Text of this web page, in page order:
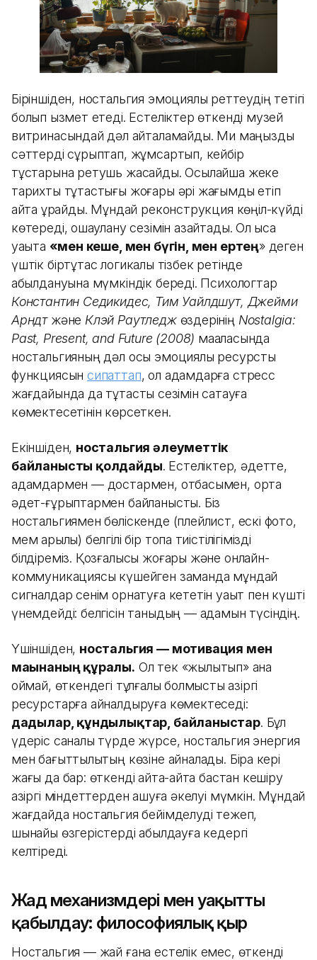
Біріншіден, ностальгия эмоциялық реттеудің тетігі
болып қызмет етеді. Естеліктер өткенді музей
витринасындай дәл қайталамайды. Ми маңызды
сәттерді сұрыптап, жұмсартып, кейбір
тұстарына ретушь жасайды. Осылайша жеке
тарихты тұтастығы жоғары әрі жағымды етіп
қайта құрайды. Мұндай реконструкция көңіл-күйді
көтереді, оқшаулану сезімін азайтады. Ол қысқа
уақытқа «мен кеше, мен бүгін, мен ертең» деген
үштік біртұтас логикалық тізбек ретінде
қабылдануына мүмкіндік береді. Психологтар
Константин Седикидес, Тим Уайлдшут, Джейми
Арндт және Клэй Раутледжөздерінің Nostalgia:
Past, Present, and Future (2008) мақаласында
ностальгияның дәл осы эмоциялық ресурстық
функциясынсипаттап, ол адамдарға стресс
жағдайында да тұтастық сезімін сақтауға
көмектесетінін көрсеткен.
Екіншіден, ностальгия әлеуметтік
байланысты қолдайды. Естеліктер, әдетте,
адамдармен — достармен, отбасымен, ортақ
әдет-ғұрыптармен байланысты. Біз
ностальгиямен бөліскенде (плейлист, ескі фото,
мем арқылы) белгілі бір топқа тиістілігімізді
білдіреміз. Қозғалысы жоғары және онлайн-
коммуникациясы күшейген заманда мұндай
сигналдар сенім орнатуға кететін уақыт пен күшті
үнемдейді: белгісін таныдың — адамын түсіндің.
Үшіншіден, ностальгия — мотивация мен
мағынаның құралы. Ол тек «жылытып» қана
қоймай, өткендегі тұлғалық болмысты қазіргі
ресурстарға айналдыруға көмектеседі:
дағдылар, құндылықтар, байланыстар. Бұл
үдеріс саналы түрде жүрсе, ностальгия энергия
мен бағыттылықтың көзіне айналады. Бірақ кері
жағы да бар: өткенді қайта-қайта бастан кешіру
қазіргі міндеттерден қашуға әкелуі мүмкін. Мұндай
жағдайда ностальгия бейімделуді тежеп,
шынайы өзгерістерді қабылдауға кедергі
келтіреді.
Жад механизмдері мен уақытты
қабылдау: философиялық қыр
Ностальгия — жай ғана естелік емес, өткенді